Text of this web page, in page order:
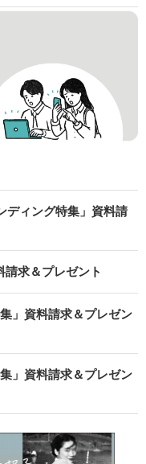
ディング特集」資料請
求＆プレゼント
」資料請求＆プレゼン
」資料請求＆プレゼン